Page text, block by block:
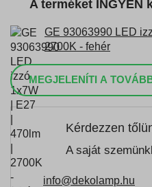
A terméket INGYEN
GE 93063990 LED
2700K - fehér
MEGJELENÍTI A
Kérdezzen
A saját
info@dekolamp.hu